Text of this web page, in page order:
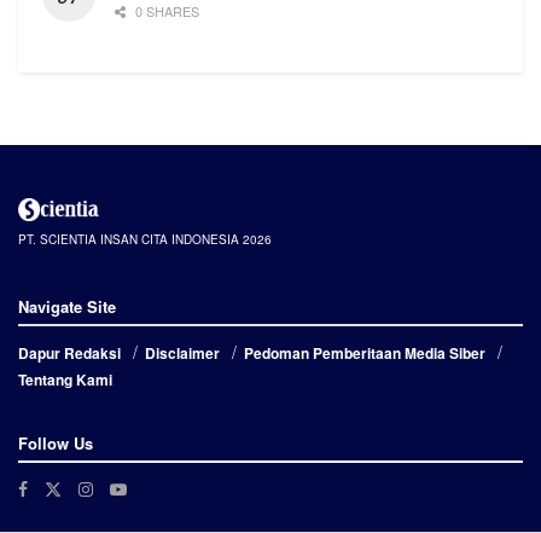
0 SHARES
PT. SCIENTIA INSAN CITA INDONESIA 2026
Navigate Site
Dapur Redaksi Disclaimer
Pedoman Pemberitaan Media Siber
Tentang Kami
Follow Us